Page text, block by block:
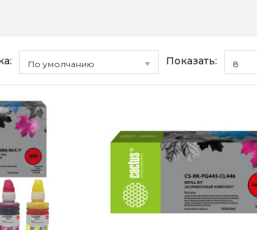
По умолчанию Показать: 8